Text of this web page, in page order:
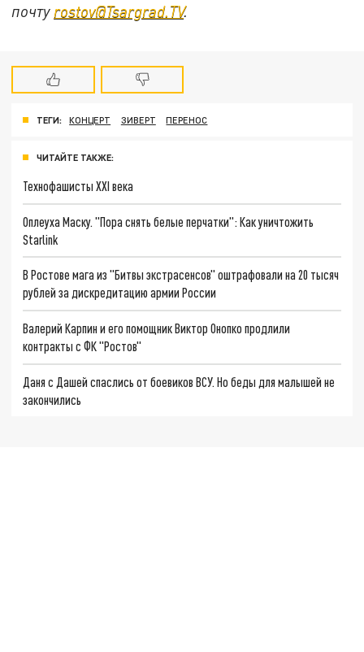
почту rostov@Tsargrad.ТV.
ТЕГИ: КОНЦЕРТ ЗИВЕРТ ПЕРЕНОС
ЧИТАЙТЕ ТАКЖЕ:
Технофашисты XXI века
Оплеуха Маску. "Пора снять белые перчатки": Как уничтожить
Starlink
В Ростове мага из "Битвы экстрасенсов" оштрафовали на 20 тысяч
рублей за дискредитацию армии России
Валерий Карпин и его помощник Виктор Онопко продлили
контракты с ФК "Ростов"
Даня с Дашей спаслись от боевиков ВСУ. Но беды для малышей не
закончились